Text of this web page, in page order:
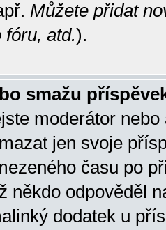
Můžete přidat
atd.).
smažu
moderátor
jen svoje
času po
někdo odpověděl
dodatek u